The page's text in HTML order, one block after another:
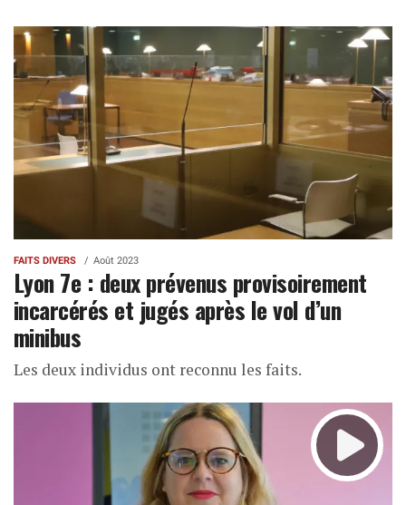
FAITS DIVERS Août 2023
Lyon 7e : deux prévenus provisoirement
incarcérés et jugés après le vol d’un
minibus
Les deux individus ont reconnu les faits.